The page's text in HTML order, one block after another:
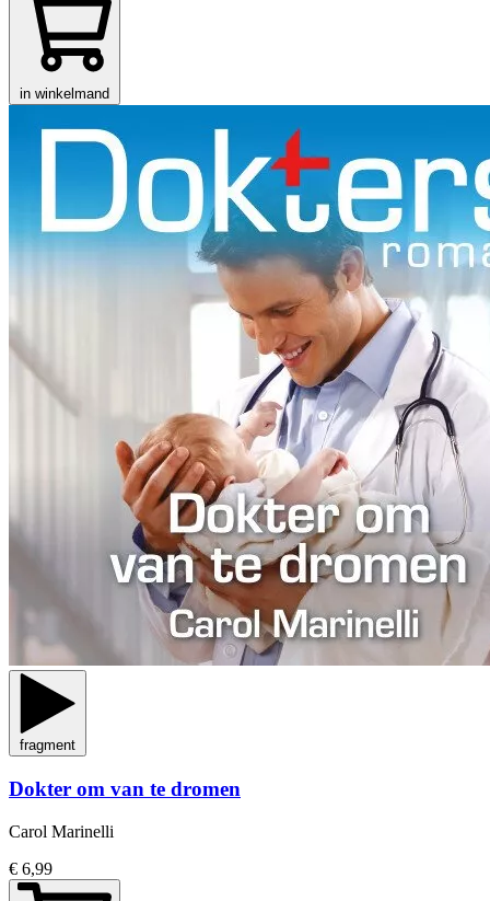
in winkelmand
fragment
Dokter om van te dromen
Carol Marinelli
€ 6,99